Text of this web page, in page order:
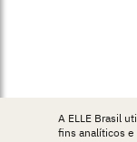
A ELLE Brasil
fins analíticos